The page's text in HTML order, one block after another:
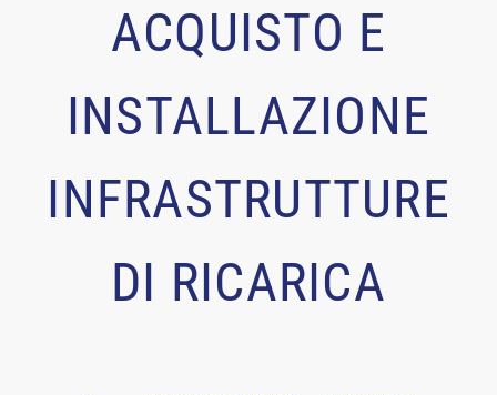
ACQUISTO E
INSTALLAZIONE
INFRASTRUTTURE
DI RICARICA